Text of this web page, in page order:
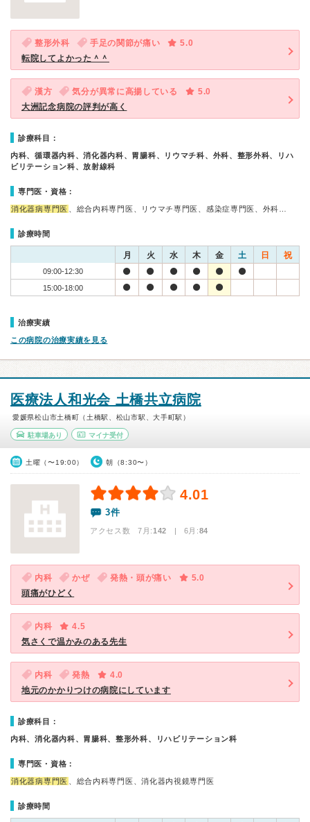
整形外科 手足の関節が痛い
5.0
転院してよかった＾＾
漢方 気分が異常に高揚している
5.0
大洲記念病院の評判が高く
診療科目：
内科、循環器内科、消化器内科、胃腸科、リウマチ科、外科、整形外科、リハ
ビリテーション科、放射線科
専門医・資格：
消化器病専門医 、総合内科専門医、リウマチ専門医、感染症専門医、外科…
診療時間
月 火 水 木 金 土 日 祝
09:00-12:30
15:00-18:00
治療実績
この病院の治療実績を見る
医療法人和光会 土橋共立病院
愛媛県松山市土橋町（土橋駅、松山市駅、大手町駅）
駐車場あり マイナ受付
土曜（〜19:00） 朝（8:30〜）
4.01
3件
アクセス数 7月:142 | 6月:84
内科 かぜ 発熱・頭が痛い
5.0
頭痛がひどく
内科
4.5
気さくで温かみのある先生
内科 発熱
4.0
地元のかかりつけの病院にしています
診療科目：
内科、消化器内科、胃腸科、整形外科、リハビリテーション科
専門医・資格：
消化器病専門医 、総合内科専門医、消化器内視鏡専門医
診療時間